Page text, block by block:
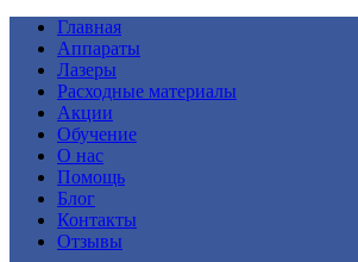
Главная
Аппараты
Лазеры
Расходные материалы
Акции
Обучение
О нас
Помощь
Блог
Контакты
Отзывы